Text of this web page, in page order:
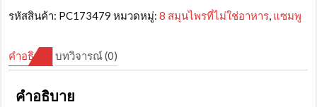
รหัสสินค้า: PC173479 หมวดหมู่:8 สมุนไพรที่ไม่ใช่อาหาร, แซมพู
คำอธิบาย บทวิจารณ์ (0)
คำอธิบาย